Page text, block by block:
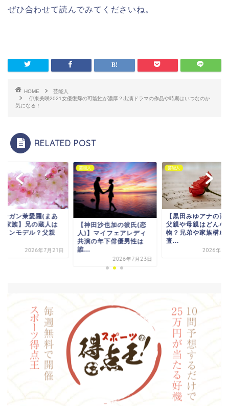
ぜひ合わせて読んでみてくださいね。
HOME
芸能人
伊東美咲2021女優復帰の可能性が濃厚？出演ドラマの作品や時期はいつなのか
気になる！
RELATED POST
ーガン茉愛羅(まあ
家族】兄の蔵人は
メンモデル？父親
2026年7月21日
芸能人
【神田沙也加の彼氏(恋
人)】マイフェアレディ
共演の年下俳優男性は
誰...
2026年7月23日
芸能人
【黒田みゆアナの両
父親や母親はどんな
物？兄弟や家族構成
査...
2026年7